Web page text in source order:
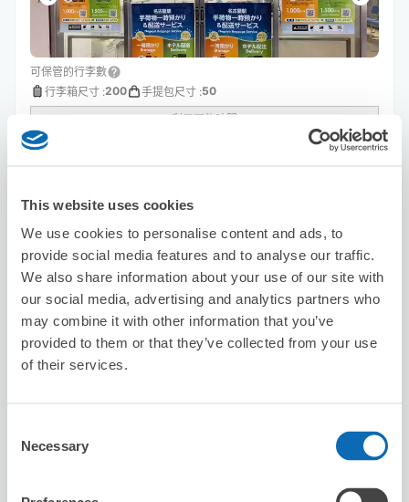
This website uses cookies
We use cookies to personalise content and ads, to
provide social media features and to analyse our traffic.
We also share information about your use of our site with
our social media, advertising and analytics partners who
may combine it with other information that you’ve
provided to them or that they’ve collected from your use
of their services.
Selection
Necessary
可保管的行李數
行李箱尺寸 :200 手提包尺寸 :50
利用可能時間
8/7 8/12三 8/13四
預約此店舖
Seven-Eleven Nagoya Tsubakicho
从nagoya站步行1分钟。
本日營業時間 : 00:00〜00:00
4.7★★★★★
★★★★★3 則評論